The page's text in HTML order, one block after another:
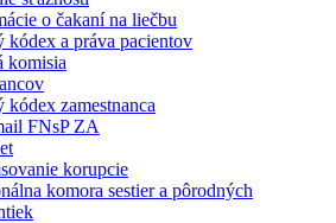
o čakaní na liečbu
kódex a práva pacientov
komisia
kódex zamestnanca
FNsP ZA
korupcie
komora sestier a pôrodných